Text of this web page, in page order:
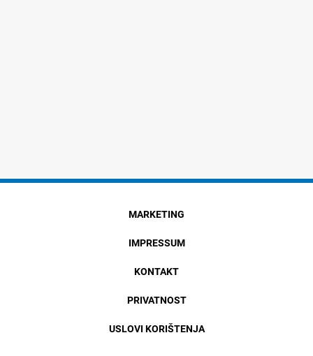
MARKETING
IMPRESSUM
KONTAKT
PRIVATNOST
USLOVI KORIŠTENJA